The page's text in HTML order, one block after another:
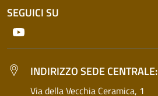
SEGUICI SU
INDIRIZZO SEDE CENTRALE:
Via della Vecchia Ceramica, 1